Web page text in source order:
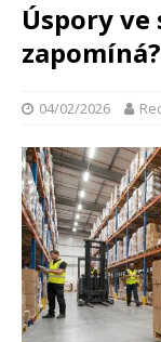
Úspory ve
zapomíná?
04/02/2026